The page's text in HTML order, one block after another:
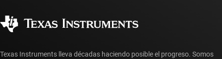
Preguntas frecuentes sobre la cuenta myTI
Texas Instruments lleva décadas haciendo posible el progreso. Somos